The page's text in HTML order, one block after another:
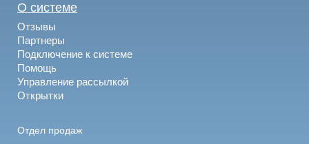
О системе
Отзывы
Партнеры
Подключение к системе
Помощь
Управление рассылкой
Открытки
Отдел продаж